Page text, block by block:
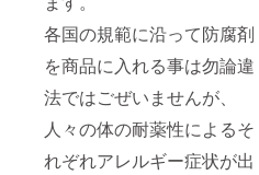
各国の規範に沿って防腐剤
を商品に入れる事は勿論違
法ではごぜいませんが、
人々の体の耐薬性によるそ
れぞれアレルギー症状が出